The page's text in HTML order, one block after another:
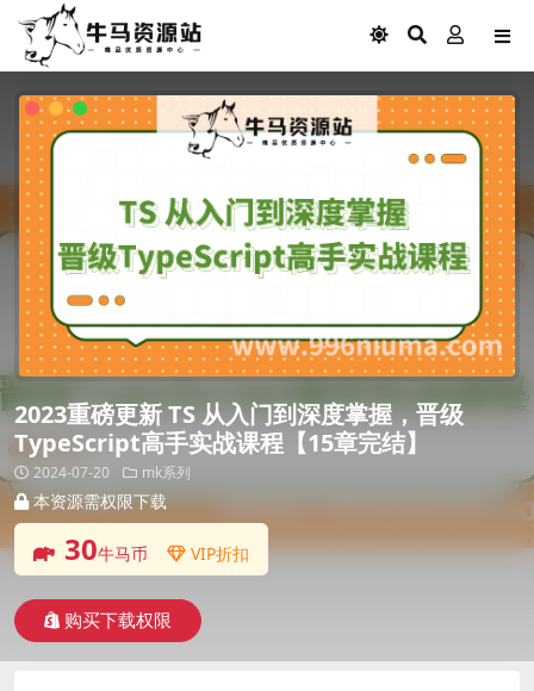
2023重磅更新 TS 从入门到深度掌握，晋级
TypeScript高手实战课程【15章完结】
2024-07-20 mk系列
本资源需权限下载
30牛马币 VIP折扣
购买下载权限